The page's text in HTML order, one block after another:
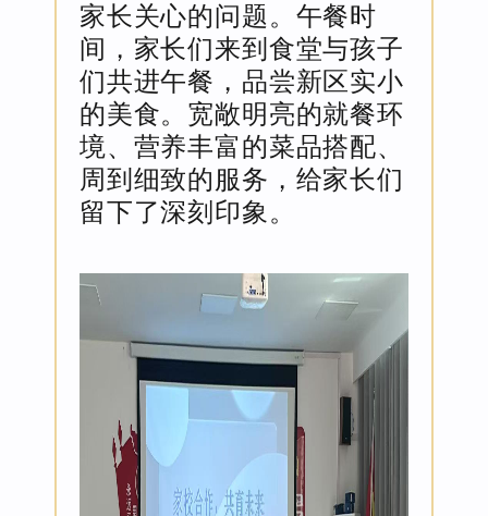
家长关心的问题。午餐时
间，家长们来到食堂与孩子
们共进午餐，品尝新区实小
的美食。宽敞明亮的就餐环
境、营养丰富的菜品搭配、
周到细致的服务，给家长们
留下了深刻印象 。